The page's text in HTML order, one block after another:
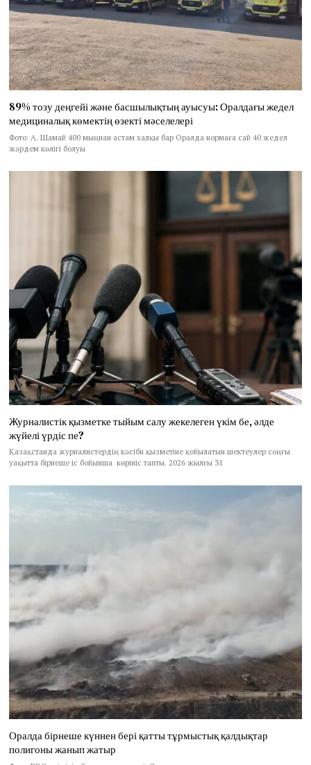
89% тозу деңгейі және басшылықтың ауысуы: Оралдағы жедел
медициналық көмектің өзекті мәселелері
Фото: А. Шамай 400 мыңнан астам халқы бар Оралда нормаға сай 40 жедел
жәрдем көлігі болуы
Журналистік қызметке тыйым салу жекелеген үкім бе, әлде
жүйелі үрдіс пе?
Қазақстанда журналистердің кәсіби қызметіне қойылатын шектеулер соңғы
уақытта бірнеше іс бойынша көрініс тапты. 2026 жылғы 31
Оралда бірнеше күннен бері қатты тұрмыстық қалдықтар
полигоны жанып жатыр